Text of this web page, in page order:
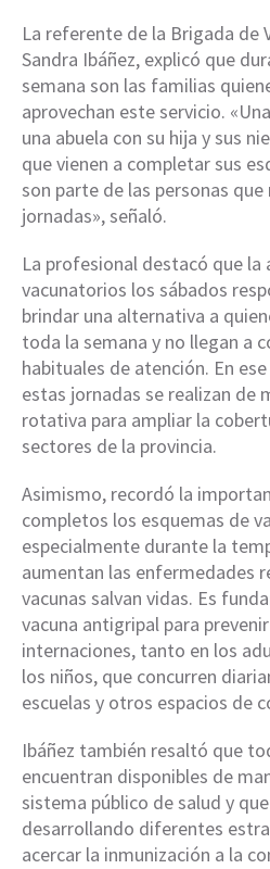
La referente de la Brigada de
Sandra Ibáñez, explicó que
semana son las familias
aprovechan este servicio.
una abuela con su hija y sus
que vienen a completar sus
son parte de las personas
jornadas», señaló.
La profesional destacó que la
vacunatorios los sábados
brindar una alternativa a
toda la semana y no llegan a
habituales de atención. En
estas jornadas se realizan de
rotativa para ampliar la
sectores de la provincia.
Asimismo, recordó la
completos los esquemas de
especialmente durante la
aumentan las enfermedades
vacunas salvan vidas. Es
vacuna antigripal para
internaciones, tanto en los
los niños, que concurren
escuelas y otros espacios de
Ibáñez también resaltó que
encuentran disponibles de
sistema público de salud y
desarrollando diferentes
acercar la inmunización a la